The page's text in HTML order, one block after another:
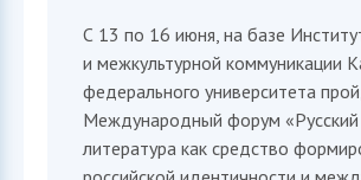
С 13 по 16 июня, на базе
и межкультурной коммуникации
федерального университета
Международный форум «Русский
литература как средство